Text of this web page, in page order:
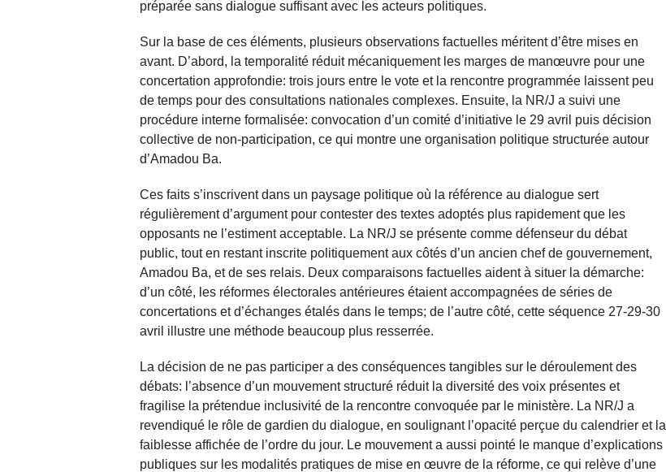
préparée sans dialogue suffisant avec les acteurs politiques.
Sur la base de ces éléments, plusieurs observations factuelles méritent d’être mises en
avant. D’abord, la temporalité réduit mécaniquement les marges de manœuvre pour une
concertation approfondie: trois jours entre le vote et la rencontre programmée laissent peu
de temps pour des consultations nationales complexes. Ensuite, la NR/J a suivi une
procédure interne formalisée: convocation d’un comité d’initiative le 29 avril puis décision
collective de non-participation, ce qui montre une organisation politique structurée autour
d’Amadou Ba.
Ces faits s’inscrivent dans un paysage politique où la référence au dialogue sert
régulièrement d’argument pour contester des textes adoptés plus rapidement que les
opposants ne l’estiment acceptable. La NR/J se présente comme défenseur du débat
public, tout en restant inscrite politiquement aux côtés d’un ancien chef de gouvernement,
Amadou Ba, et de ses relais. Deux comparaisons factuelles aident à situer la démarche:
d’un côté, les réformes électorales antérieures étaient accompagnées de séries de
concertations et d’échanges étalés dans le temps; de l’autre côté, cette séquence 27-29-30
avril illustre une méthode beaucoup plus resserrée.
La décision de ne pas participer a des conséquences tangibles sur le déroulement des
débats: l’absence d’un mouvement structuré réduit la diversité des voix présentes et
fragilise la prétendue inclusivité de la rencontre convoquée par le ministère. La NR/J a
revendiqué le rôle de gardien du dialogue, en soulignant l’opacité perçue du calendrier et la
faiblesse affichée de l’ordre du jour. Le mouvement a aussi pointé le manque d’explications
publiques sur les modalités pratiques de mise en œuvre de la réforme, ce qui relève d’une